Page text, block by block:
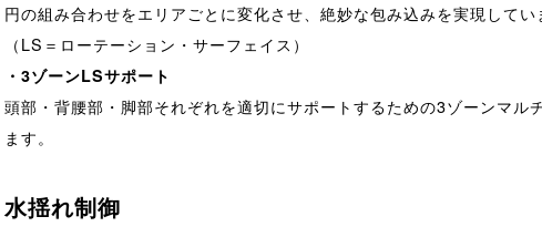
円の組み合わせをエリアごとに変化させ、絶妙な包み込みを実現してい
（LS＝ローテーション・サーフェイス）
・3ゾーンLSサポート
頭部・背腰部・脚部それぞれを適切にサポートするための3ゾーンマル
ます。
水揺れ制御